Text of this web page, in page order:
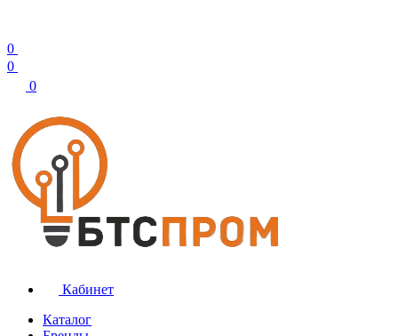
0
0
0
Кабинет
Каталог